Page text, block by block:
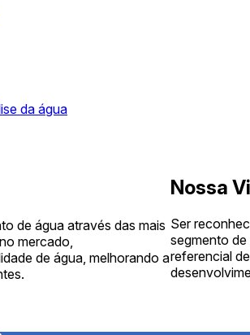
da água
de água através das mais
mercado,
de água, melhorando a
Nossa
Ser
segmento
referencial